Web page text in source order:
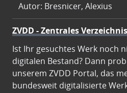
Autor: Bresnicer, Alexius
ZVDD - Zentrales
Ist Ihr gesuchtes Werk noch
digitalen Bestand? Dann
unserem ZVDD Portal, das
bundesweit digitalisierte